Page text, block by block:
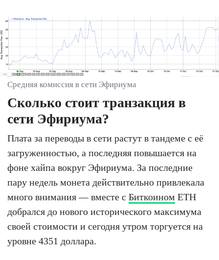
Средняя комиссия в сети Эфириума
Сколько стоит транзакция в
сети Эфириума?
Плата за переводы в сети растут в тандеме с её
загруженностью, а последняя повышается на
фоне хайпа вокруг Эфириума. За последние
пару недель монета действительно привлекала
много внимания — вместе с Биткоином ETH
добрался до нового исторического максимума
своей стоимости и сегодня утром торгуется на
уровне 4351 доллара.